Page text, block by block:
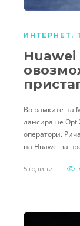
ИНТЕРНЕТ,
Huawei
Во рамките на
лансираше
оператори.
на Huawei за
5 години